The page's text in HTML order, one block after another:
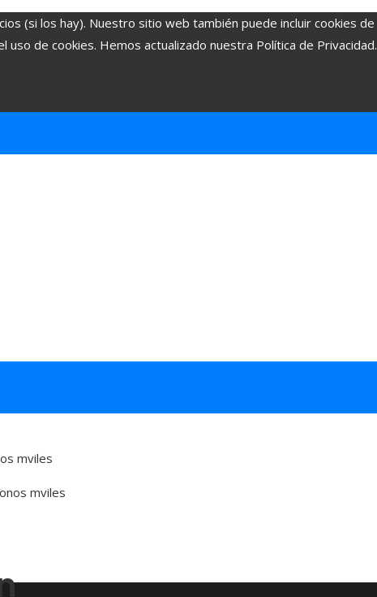
(si los hay). Nuestro sitio web también puede incluir cookies de
de cookies. Hemos actualizado nuestra Política de Privacidad.
mviles